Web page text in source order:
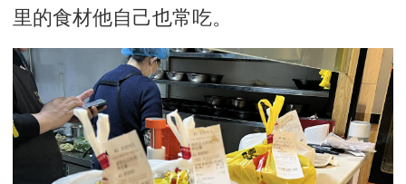
里的食材他自己也常吃。